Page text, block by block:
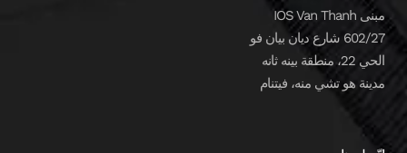
مبنى IOS Van Thanh
602/27 شارع ديان بيان فو
الحي 22، منطقة بينه ثانه
مدينة هو تشي منه، فيتنام